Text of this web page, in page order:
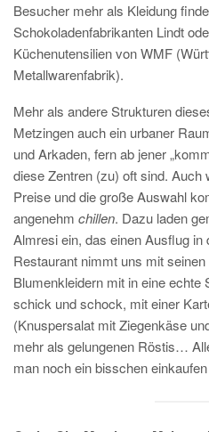
Besucher mehr als Kleidung
Schokoladenfabrikanten Lindt
Küchenutensilien von WMF
Metallwarenfabrik).
Mehr als andere Strukturen
Metzingen auch ein urbaner
und Arkaden, fern ab jener
diese Zentren (zu) oft sind. Auch
Preise und die große Auswahl
angenehm chillen. Dazu laden
Almresi ein, das einen Ausflug in
Restaurant nimmt uns mit
Blumenkleidern mit in eine echte
schick und schock, mit einer
(Knuspersalat mit Ziegenkäse
mehr als gelungenen Röstis…
man noch ein bisschen